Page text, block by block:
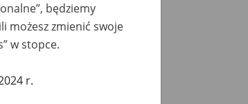
będziemy
możesz zmienić swoje
w stopce.
r.